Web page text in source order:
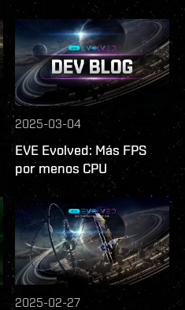
2025-03-04
EVE Evolved: Más FPS
por menos CPU
2025-02-27